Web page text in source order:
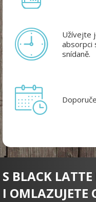
Užívejte
absorpci
snídaně.
S BLACK
I OMLAZUJETE